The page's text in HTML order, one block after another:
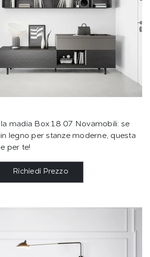
madia Box 18 07 Novamobili: se
legno per stanze moderne, questa
per te!
Richiedi Prezzo